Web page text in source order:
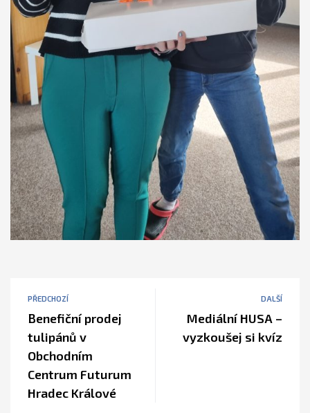
PŘEDCHOZÍ
Benefiční prodej
tulipánů v
Obchodním
Centrum Futurum
Hradec Králové
DALŠÍ
Mediální HUSA –
vyzkoušej si kvíz